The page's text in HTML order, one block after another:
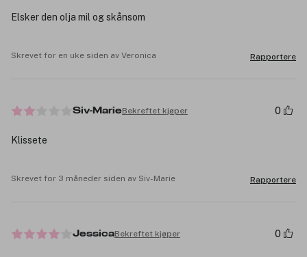
Elsker den olja mil og skånsom
Skrevet for en uke siden av Veronica Rapportere
Siv-MarieBekreftet kjøper 0
Klissete
Skrevet for 3 måneder siden av Siv-Marie Rapportere
JessicaBekreftet kjøper 0